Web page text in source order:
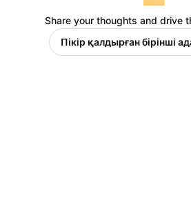
Share your thoughts and drive
Пікір қалдырған бірінші